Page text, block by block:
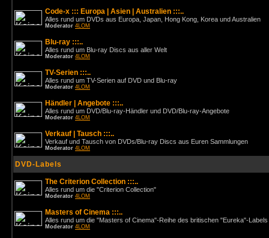
Code-x ::: Europa | Asien | Australien :::..
Alles rund um DVDs aus Europa, Japan, Hong Kong, Korea und Australien
Moderator 4LOM
Blu-ray :::..
Alles rund um Blu-ray Discs aus aller Welt
Moderator 4LOM
TV-Serien :::..
Alles rund um TV-Serien auf DVD und Blu-ray
Moderator 4LOM
Händler | Angebote :::..
Alles rund um DVD/Blu-ray-Händler und DVD/Blu-ray-Angebote
Moderator 4LOM
Verkauf | Tausch :::..
Verkauf und Tausch von DVDs/Blu-ray Discs aus Euren Sammlungen
Moderator 4LOM
DVD-Labels
The Criterion Collection :::..
Alles rund um die "Criterion Collection"
Moderator 4LOM
Masters of Cinema :::..
Alles rund um die "Masters of Cinema"-Reihe des britischen "Eureka"-Labels
Moderator 4LOM